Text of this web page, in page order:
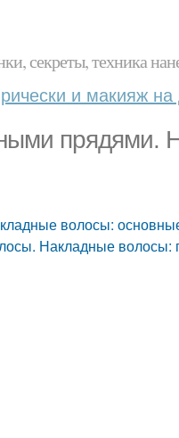
секреты, техника
и макияж
прядями.
волосы:
Накладные волосы: